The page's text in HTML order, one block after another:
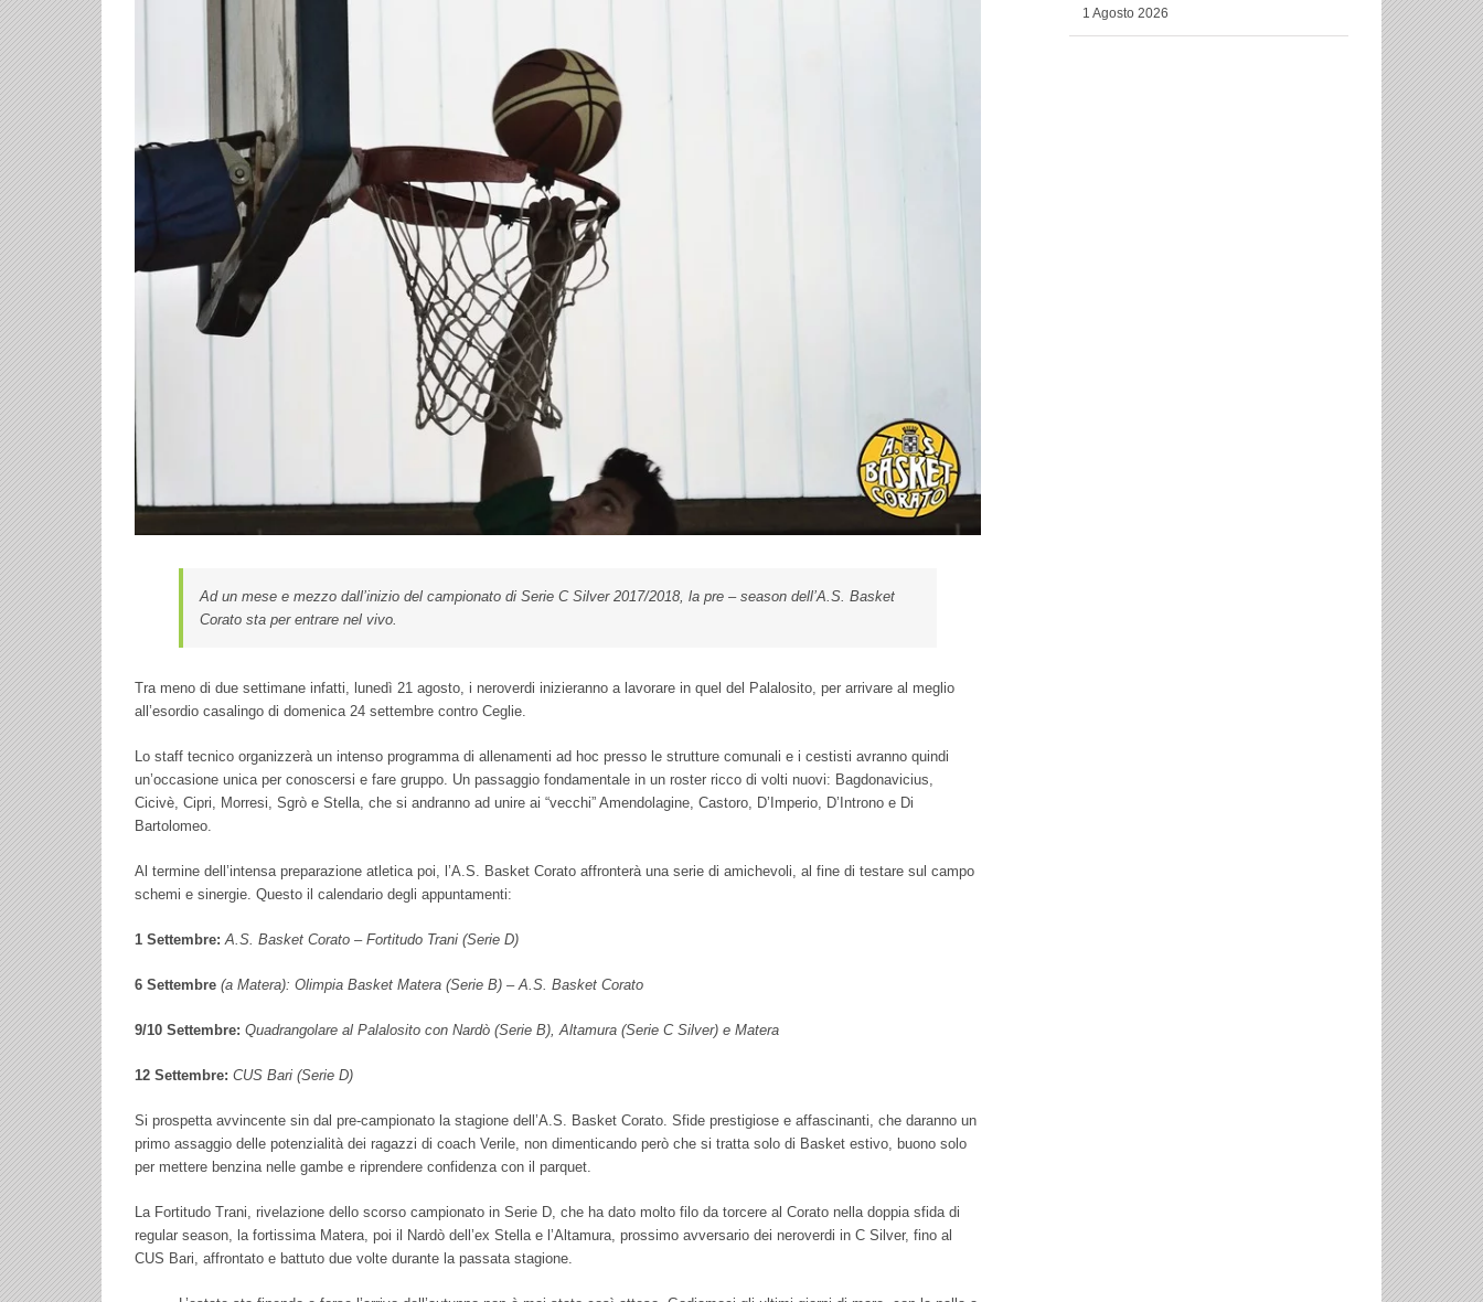
Ad un mese e mezzo dall’inizio del campionato di Serie C Silver 2017/2018, la pre – season dell’A.S. Basket
Corato sta per entrare nel vivo.
Tra meno di due settimane infatti, lunedì 21 agosto, i neroverdi inizieranno a lavorare in quel del Palalosito, per arrivare al meglio
all’esordio casalingo di domenica 24 settembre contro Ceglie.
Lo staff tecnico organizzerà un intenso programma di allenamenti ad hoc presso le strutture comunali e i cestisti avranno quindi
un’occasione unica per conoscersi e fare gruppo. Un passaggio fondamentale in un roster ricco di volti nuovi: Bagdonavicius,
Cicivè, Cipri, Morresi, Sgrò e Stella, che si andranno ad unire ai “vecchi” Amendolagine, Castoro, D’Imperio, D’Introno e Di
Bartolomeo.
Al termine dell’intensa preparazione atletica poi, l’A.S. Basket Corato affronterà una serie di amichevoli, al fine di testare sul campo
schemi e sinergie. Questo il calendario degli appuntamenti:
1 Settembre: A.S. Basket Corato – Fortitudo Trani (Serie D)
6 Settembre (a Matera): Olimpia Basket Matera (Serie B) – A.S. Basket Corato
9/10 Settembre: Quadrangolare al Palalosito con Nardò (Serie B), Altamura (Serie C Silver) e Matera
12 Settembre: CUS Bari (Serie D)
Si prospetta avvincente sin dal pre-campionato la stagione dell’A.S. Basket Corato. Sfide prestigiose e affascinanti, che daranno un
primo assaggio delle potenzialità dei ragazzi di coach Verile, non dimenticando però che si tratta solo di Basket estivo, buono solo
per mettere benzina nelle gambe e riprendere confidenza con il parquet.
La Fortitudo Trani, rivelazione dello scorso campionato in Serie D, che ha dato molto filo da torcere al Corato nella doppia sfida di
regular season, la fortissima Matera, poi il Nardò dell’ex Stella e l’Altamura, prossimo avversario dei neroverdi in C Silver, fino al
CUS Bari, affrontato e battuto due volte durante la passata stagione.
1 Agosto 2026